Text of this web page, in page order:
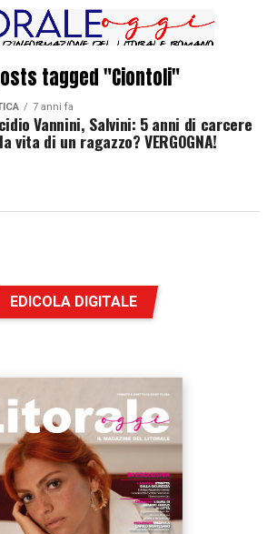
tagged "Ciontoli"
7 anni fa
Vannini, Salvini: 5 anni di carcere
vita di un ragazzo? VERGOGNA!
EDICOLA DIGITALE